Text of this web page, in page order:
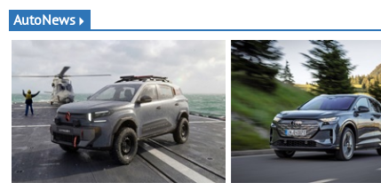
AutoNews